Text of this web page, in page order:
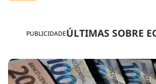
PUBLICIDADEÚLTIMAS SOBRE